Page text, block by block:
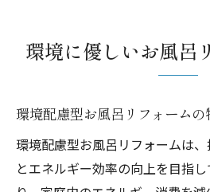
環境に優しいお風呂
環境配慮型お風呂リフォームの
環境配慮型お風呂リフォームは
とエネルギー効率の向上を目指